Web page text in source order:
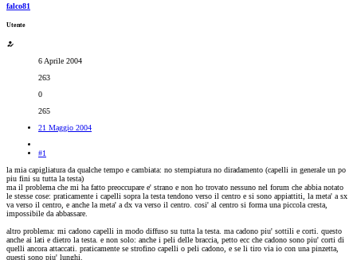
falco81
Utente
6 Aprile 2004
263
0
265
21 Maggio 2004
#1
la mia capigliatura da qualche tempo e cambiata: no stempiatura no diradamento (capelli in generale un po
piu fini su tutta la testa)
ma il problema che mi ha fatto preoccupare e' strano e non ho trovato nessuno nel forum che abbia notato
le stesse cose: praticamente i capelli sopra la testa tendono verso il centro e si sono appiattiti, la meta' a sx
va verso il centro, e anche la meta' a dx va verso il centro. cosi' al centro si forma una piccola cresta,
impossibile da abbassare.
altro problema: mi cadono capelli in modo diffuso su tutta la testa. ma cadono piu' sottili e corti. questo
anche ai lati e dietro la testa. e non solo: anche i peli delle braccia, petto ecc che cadono sono piu' corti di
quelli ancora attaccati. praticamente se strofino capelli o peli cadono, e se li tiro via io con una pinzetta,
questi sono piu' lunghi.